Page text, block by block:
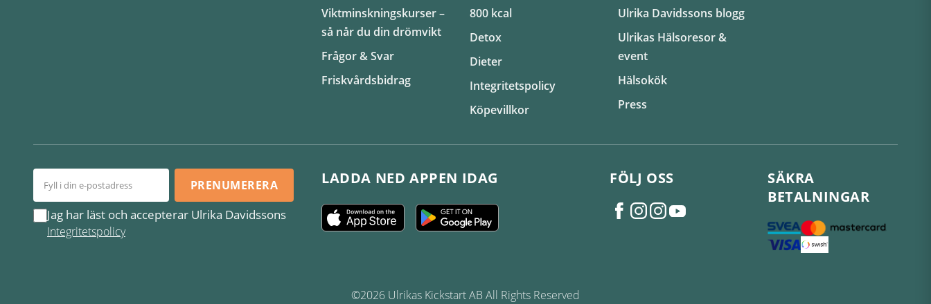
Viktminskningskurser –
så når du din drömvikt
Frågor & Svar
Friskvårdsbidrag
800 kcal
Detox
Dieter
Integritetspolicy
Köpevillkor
Ulrika Davidssons blogg
Ulrikas Hälsoresor &
event
Hälsokök
Press
PRENUMERERA
Jag har läst och accepterar Ulrika Davidssons
Integritetspolicy
LADDA NED APPEN IDAG FÖLJ OSS
SÄKRA
BETALNINGAR
©2026 Ulrikas Kickstart AB All Rights Reserved